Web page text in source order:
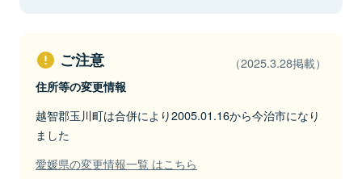
ご注意 （2025.3.28掲載）
住所等の変更情報
越智郡玉川町は合併により2005.01.16から今治市になり
ました
愛媛県の変更情報一覧 はこちら